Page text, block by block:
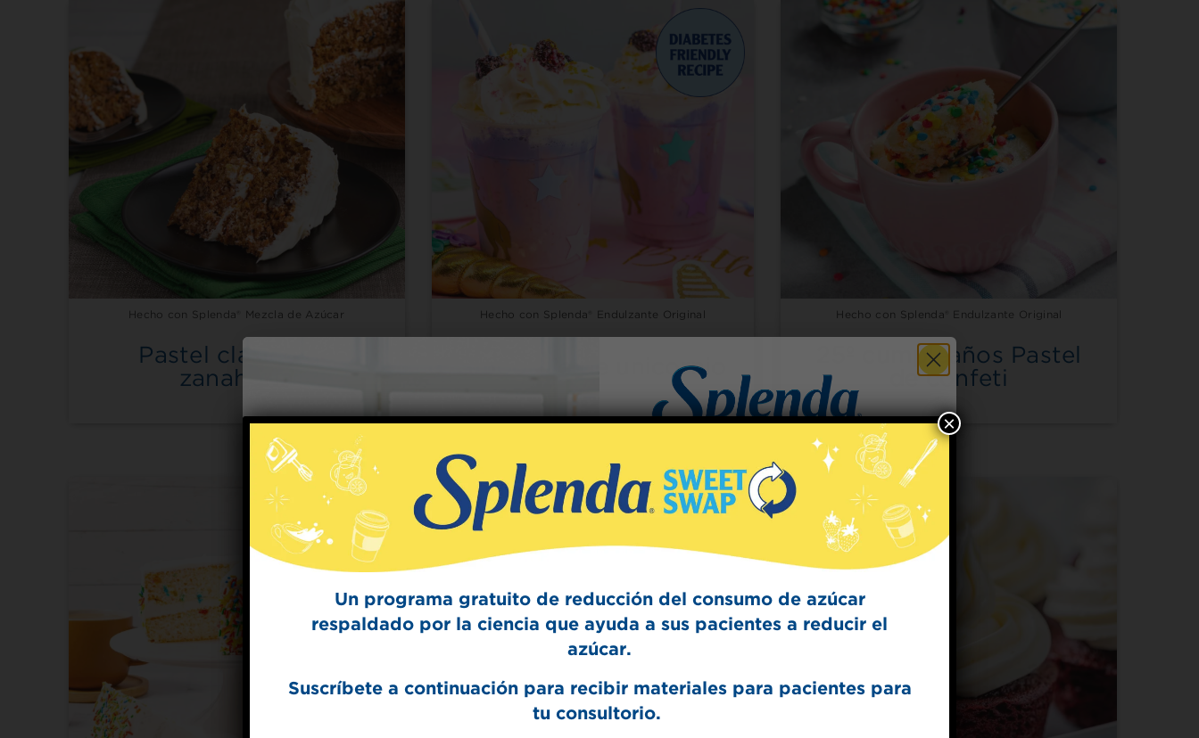
Hecho con Splenda® Mezcla de Azúcar
Pastel clásico de
zanahoria
Hecho con Splenda® Endulzante Original
Smoothie de unicornio
Hecho con Splenda® Endulzante Original
25º cumpleaños Pastel
de confeti
Un programa gratuito de reducción del consumo de azúcar
respaldado por la ciencia que ayuda a sus pacientes a reducir el
azúcar.
Suscríbete a continuación para recibir materiales para pacientes para
tu consultorio.
×
Sign Up for
The Sweet Dish
Splenda test kitchen.